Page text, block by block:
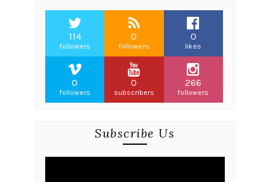
114
followers
0
followers
0
likes
0
followers
0
subscribers
266
followers
Subscribe Us